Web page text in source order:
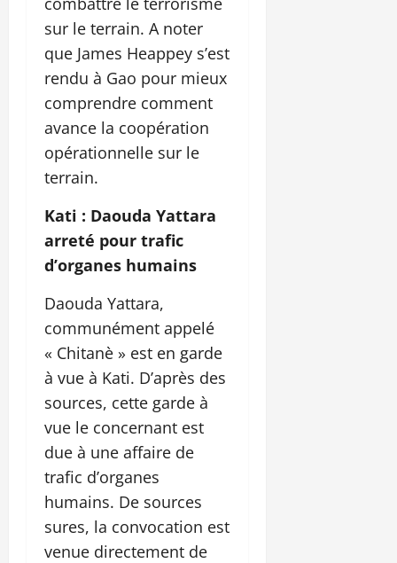
sur le terrain. A noter
que James Heappey s’est
rendu à Gao pour mieux
comprendre comment
avance la coopération
opérationnelle sur le
terrain.
Kati : Daouda Yattara
arreté pour trafic
d’organes humains
Daouda Yattara,
communément appelé
« Chitanè » est en garde
à vue à Kati. D’après des
sources, cette garde à
vue le concernant est
due à une affaire de
trafic d’organes
humains. De sources
sures, la convocation est
venue directement de